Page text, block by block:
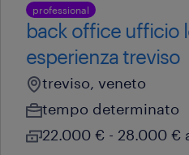
professional
back office ufficio
esperienza treviso
treviso, veneto
tempo determinato
22.000 € - 28.000 €